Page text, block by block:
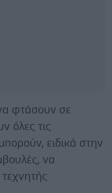
φτάσουν σε
όλες τις
ειδικά στην
να